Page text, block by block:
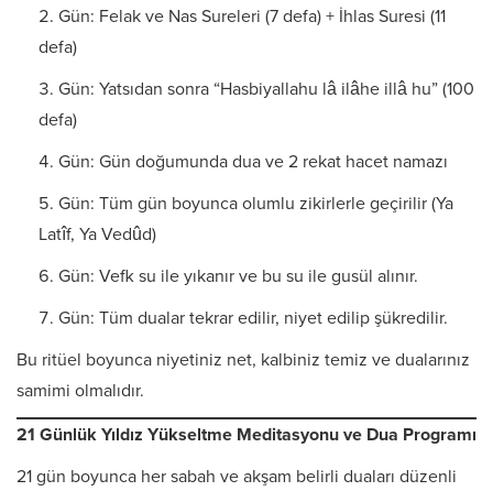
Gün: Felak ve Nas Sureleri (7 defa) + İhlas Suresi (11
defa)
Gün: Yatsıdan sonra “Hasbiyallahu lâ ilâhe illâ hu” (100
defa)
Gün: Gün doğumunda dua ve 2 rekat hacet namazı
Gün: Tüm gün boyunca olumlu zikirlerle geçirilir (Ya
Latîf, Ya Vedûd)
Gün: Vefk su ile yıkanır ve bu su ile gusül alınır.
Gün: Tüm dualar tekrar edilir, niyet edilip şükredilir.
Bu ritüel boyunca niyetiniz net, kalbiniz temiz ve dualarınız
samimi olmalıdır.
21 Günlük Yıldız Yükseltme Meditasyonu ve Dua Programı
21 gün boyunca her sabah ve akşam belirli duaları düzenli